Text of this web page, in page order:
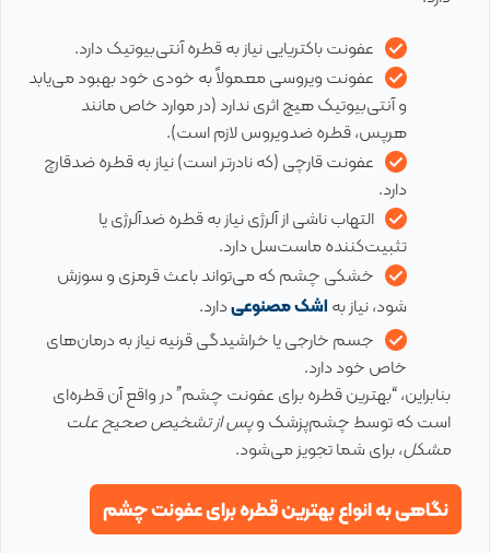
عفونت باکتریایی نیاز به قطره آنتی‌بیوتیک دارد.
عفونت ویروسی معمولاً به خودی خود بهبود می‌یابد
و آنتی‌بیوتیک هیچ اثری ندارد (در موارد خاص مانند
هرپس، قطره ضدویروس لازم است).
عفونت قارچی (که نادرتر است) نیاز به قطره ضدقارچ
دارد.
التهاب ناشی از آلرژی نیاز به قطره ضدآلرژی یا
تثبیت‌کننده ماست‌سل دارد.
خشکی چشم که می‌تواند باعث قرمزی و سوزش
شود، نیاز بهاشک مصنوعیدارد.
جسم خارجی یا خراشیدگی قرنیه نیاز به درمان‌های
خاص خود دارد.
بنابراین، “بهترین قطره برای عفونت چشم” در واقع آن قطره‌ای
است که توسط چشم‌پزشک وپس از تشخیص صحیح علت
مشکل، برای شما تجویز می‌شود.
نگاهی به انواع بهترین قطره برای عفونت چشم